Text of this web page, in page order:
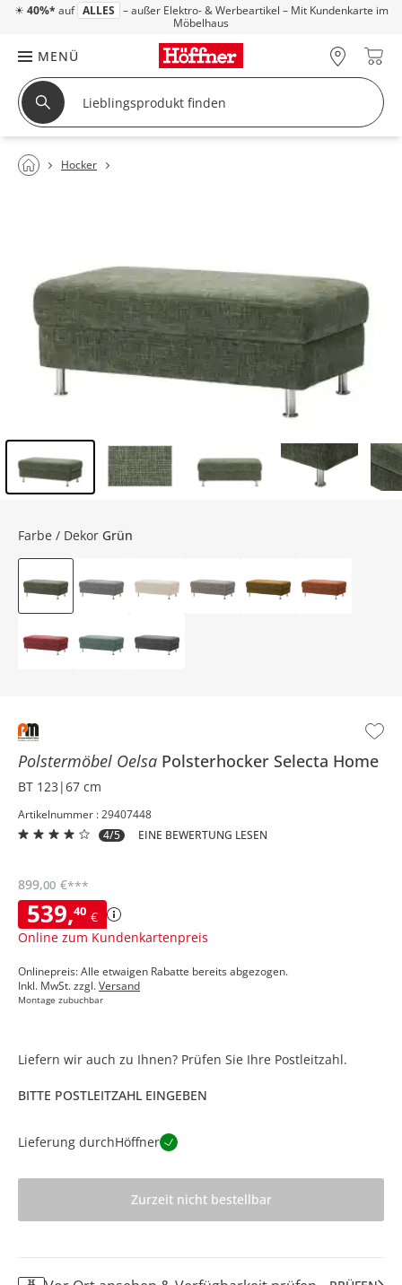
☀ 40%* auf ALLES – außer Elektro- & Werbeartikel – Mit Kundenkarte im
Möbelhaus
MENÜ
Hocker
Polstermöbel Oelsa Polsterhocker Selecta Home
BT 123|67 cm
Artikelnummer : 29407448
4/5
EINE BEWERTUNG LESEN
539,40 €
Online zum Kundenkartenpreis
899,00 €***
Onlinepreis: Alle etwaigen Rabatte bereits abgezogen.
Inkl. MwSt. zzgl.Versand
Montage zubuchbar
Farbe / Dekor Grün
Liefern wir auch zu Ihnen? Prüfen Sie Ihre Postleitzahl.
BITTE POSTLEITZAHL EINGEBEN
Lieferung durchHöffner
Zurzeit nicht bestellbar